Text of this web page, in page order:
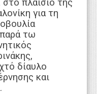
πλαίσιο της
για τη
τω
δίαυλο
και